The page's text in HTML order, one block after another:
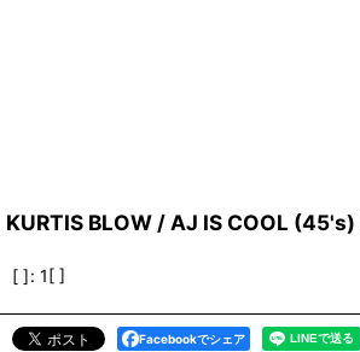
KURTIS BLOW / AJ IS COOL (45's)
[ ]: 1[ ]
Facebookでシェア